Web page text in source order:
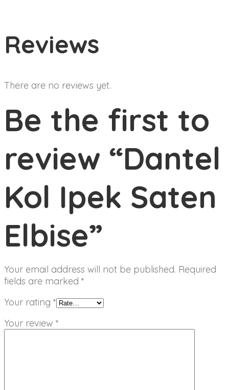
Reviews
There are no reviews yet.
Be the first to
review “Dantel
Kol Ipek Saten
Elbise”
Your email address will not be published. Required
fields are marked *
Your rating *
Your review *